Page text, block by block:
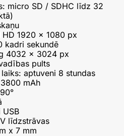
micro SD / SDHC līdz 32
1920 x 1080 px
kadri sekundē
4032 x 3024 px
pults
aptuveni 8 stundas
mAh
līdzstrāvas
x 7 mm